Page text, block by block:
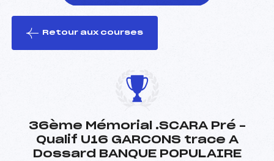
le ski
Retour aux courses
36ème Mémorial .SCARA Pré –
Qualif U16 GARCONS trace A
Dossard BANQUE POPULAIRE